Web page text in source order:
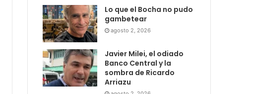
Lo que el Bocha no pudo
gambetear
agosto 2, 2026
Javier Milei, el odiado
Banco Central y la
sombra de Ricardo
Arriazu